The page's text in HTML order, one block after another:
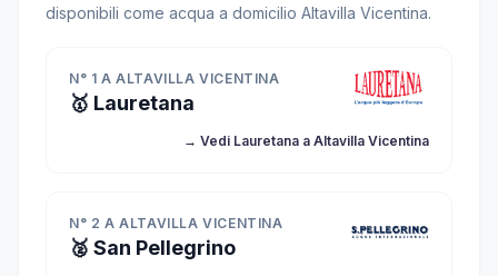
disponibili come acqua a domicilio Altavilla Vicentina.
N° 1 A ALTAVILLA VICENTINA
🥇 Lauretana
→ Vedi Lauretana a Altavilla Vicentina
N° 2 A ALTAVILLA VICENTINA
🥈 San Pellegrino